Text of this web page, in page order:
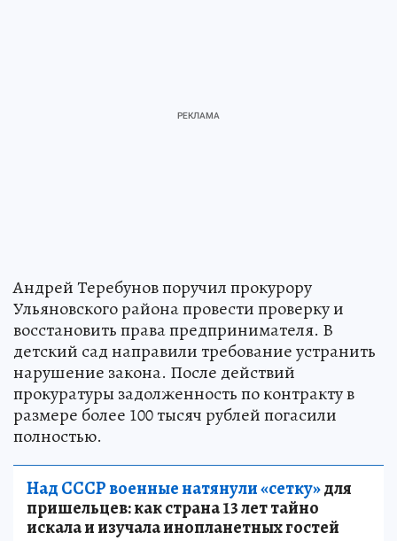
Андрей Теребунов поручил прокурору
Ульяновского района провести проверку и
восстановить права предпринимателя. В
детский сад направили требование устранить
нарушение закона. После действий
прокуратуры задолженность по контракту в
размере более 100 тысяч рублей погасили
полностью.
Над СССР военные натянули «сетку»для
пришельцев: как страна 13 лет тайно
искала и изучала инопланетных гостей